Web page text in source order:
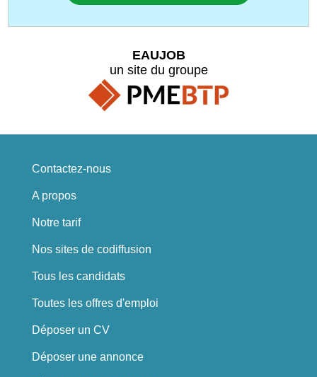
EAUJOB
un site du groupe
Contactez-nous
A propos
Notre tarif
Nos sites de codiffusion
Tous les candidats
Toutes les offres d'emploi
Déposer un CV
Déposer une annonce